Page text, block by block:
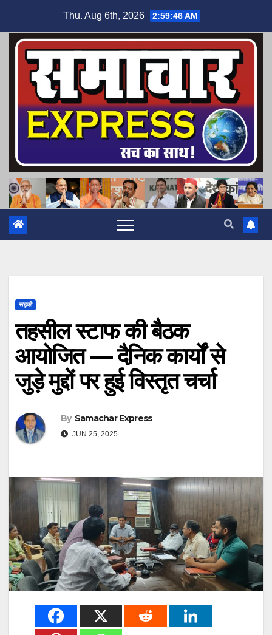
content
Thu. Aug 6th, 2026 2:59:47 AM
रूड़की
तहसील स्टाफ की बैठक
आयोजित — दैनिक कार्यों से
जुड़े मुद्दों पर हुई विस्तृत चर्चा
By Samachar Express
JUN 25, 2025